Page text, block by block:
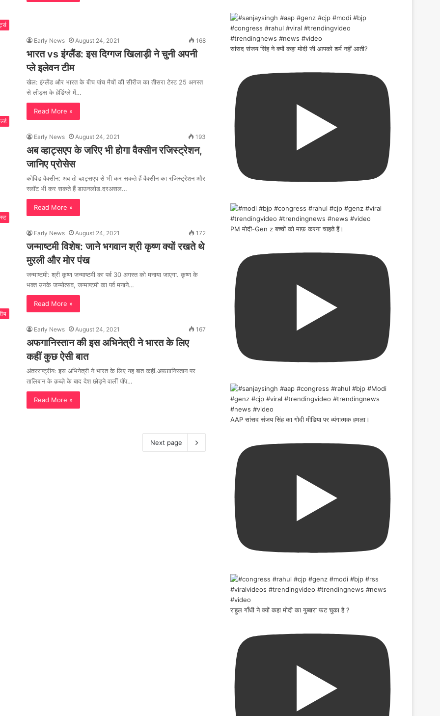
Early News August 24, 2021 168
भारत vs इंग्लैंड: इस दिग्गज खिलाड़ी ने चुनी अपनी
प्ले इलेवन टीम
खेल: इंग्लैंड और भारत के बीच पांच मैचों की सीरीज का तीसरा टेस्ट 25 अगस्त
से लीड्स के हेडिंग्ले में…
Read More »
Early News August 24, 2021 193
अब व्हाट्सएप के जरिए भी होगा वैक्सीन रजिस्ट्रेशन,
जानिए प्रोसेस
कोविड वैक्सीन: अब तो व्हाट्सएप से भी कर सकते हैं वैक्सीन का रजिस्ट्रेशन और
स्लॉट भी कर सकते हैं डाउनलोड.दरअसल…
Read More »
Early News August 24, 2021 172
जन्माष्टमी विशेष: जाने भगवान श्री कृष्ण क्यों रखते थे
मुरली और मोर पंख
जन्माष्टमी: श्री कृष्ण जन्माष्टमी का पर्व 30 अगस्त को मनाया जाएगा. कृष्ण के
भक्त उनके जन्मोत्सव, जन्माष्टमी का पर्व मनाने…
Read More »
Early News August 24, 2021 167
अफगानिस्तान की इस अभिनेत्री ने भारत के लिए
कहीं कुछ ऐसी बात
अंतरराष्ट्रीय: इस अभिनेत्री ने भारत के लिए यह बात कहीं.अफ़ग़ानिस्तान पर
तालिबान के क़ब्ज़े के बाद देश छोड़ने वालीं पॉप…
Read More »
Next page
सांसद संजय सिंह ने क्यों कहा मोदी जी आपको शर्म नहीं आती?
PM मोदी-Gen z बच्चों को माफ़ करना चाहते हैं।
AAP सांसद संजय सिंह का गोदी मीडिया पर व्यंगात्मक हमला।
राहुल गाँधी ने क्यों कहा मोदी का गुब्बारा फट चुका है ?